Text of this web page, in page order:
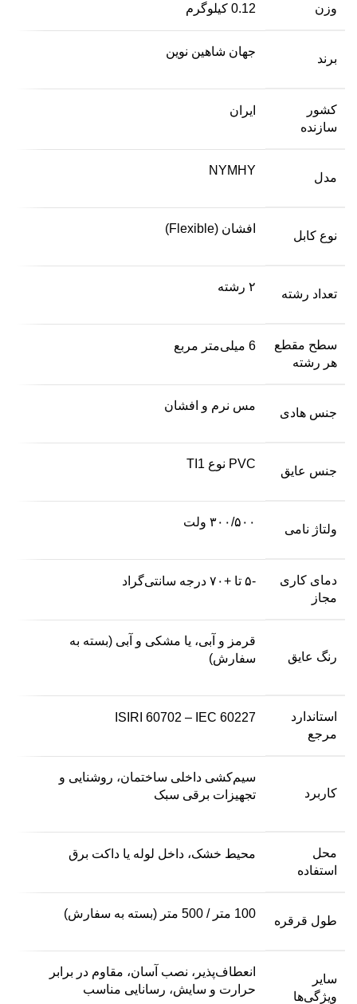
وزن 0.12 کیلوگرم
برند
جهان شاهین نوین
کشور
سازنده
ایران
مدل
NYMHY
نوع کابل
افشان (Flexible)
تعداد رشته
۲ رشته
سطح مقطع
هر رشته
6 میلی‌متر مربع
جنس هادی
مس نرم و افشان
جنس عایق
PVC نوع TI1
ولتاژ نامی
۳۰۰/۵۰۰ ولت
دمای کاری
مجاز
-۵ تا +۷۰ درجه سانتی‌گراد
رنگ عایق
قرمز و آبی، یا مشکی و آبی (بسته به
سفارش)
استاندارد
مرجع
ISIRI 60702 – IEC 60227
کاربرد
سیم‌کشی داخلی ساختمان، روشنایی و
تجهیزات برقی سبک
محل
استفاده
محیط خشک، داخل لوله یا داکت برق
طول قرقره
100 متر / 500 متر (بسته به سفارش)
سایر
ویژگی‌ها
انعطاف‌پذیر، نصب آسان، مقاوم در برابر
حرارت و سایش، رسانایی مناسب